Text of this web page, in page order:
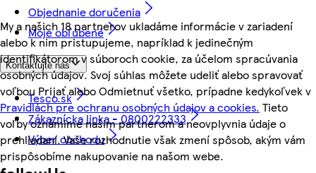
My a našich 18 partnerov ukladáme informácie v zariadení
alebo k nim pristupujeme, napríklad k jedinečným
identifikátorom v súboroch cookie, za účelom spracúvania
osobných údajov. Svoj súhlas môžete udeliť alebo spravovať
voľbou Prijať alebo Odmietnuť všetko, prípadne kedykoľvek v
Pravidlách pre ochranu osobných údajov a cookies. Tieto
voľby oznámime našim partnerom a neovplyvnia údaje o
prehliadaní. Vaše rozhodnutie však zmení spôsob, akým vám
prispôsobíme nakupovanie na našom webe.
Objednanie doručenia
Moje obľúbené
Kontaktujte nás
Tesco.sk
Zákaznícka linka - 0800222333
Výber obchodu